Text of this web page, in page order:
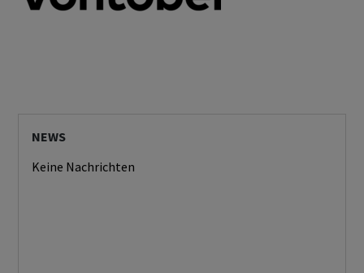
NEWS
Keine Nachrichten